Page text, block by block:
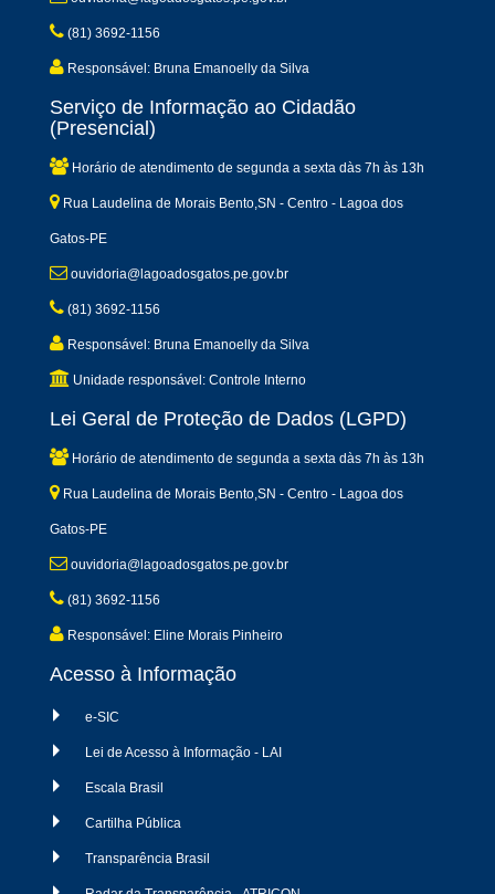
(81) 3692-1156
Responsável: Bruna Emanoelly da Silva
Serviço de Informação ao Cidadão
(Presencial)
Horário de atendimento de segunda a sexta dàs 7h às 13h
Rua Laudelina de Morais Bento,SN - Centro - Lagoa dos
Gatos-PE
ouvidoria@lagoadosgatos.pe.gov.br
(81) 3692-1156
Responsável: Bruna Emanoelly da Silva
Unidade responsável: Controle Interno
Lei Geral de Proteção de Dados (LGPD)
Horário de atendimento de segunda a sexta dàs 7h às 13h
Rua Laudelina de Morais Bento,SN - Centro - Lagoa dos
Gatos-PE
ouvidoria@lagoadosgatos.pe.gov.br
(81) 3692-1156
Responsável: Eline Morais Pinheiro
Acesso à Informação
e-SIC
Lei de Acesso à Informação - LAI
Escala Brasil
Cartilha Pública
Transparência Brasil